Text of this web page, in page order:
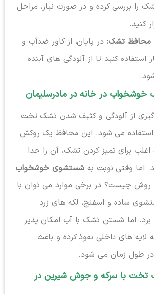
را بررسی کرده و در صورت نیاز، مراحل
کنید.
محافظ تشک:در پایان، از کاور ضدآب و
استفاده کنید تا از آلودگی های آینده
در خانه در مادرسلیمان
از آلودگی و کثیف شدن تشک تخت
می شود. این محافظ یک روکش
برای تمیز کردن تشک، آن را جدا
اما وقتی نوبت به شستشوی خوشخواب
روش چیست؟ در برخی موارد می توان با
ساده و اسفنج، لکه های زرد
اما شستن تشک با آب امکان پذیر
لایه های داخلی نفوذ کرده و باعث
طول زمان می شود.
تخت با سرکه و جوش شیرین در